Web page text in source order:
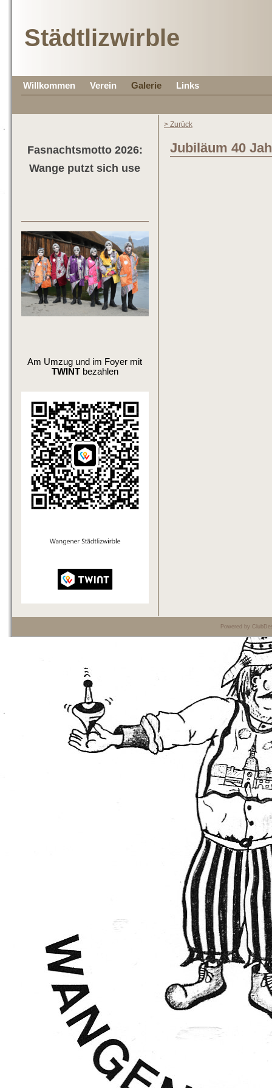
Städtlizwirble
Willkommen Verein Galerie Links
Fasnachtsmotto 2026:
Wange putzt sich use
Am Umzug und im Foyer mit
TWINTbezahlen
> Zurück
Jubiläum 40
Powered by